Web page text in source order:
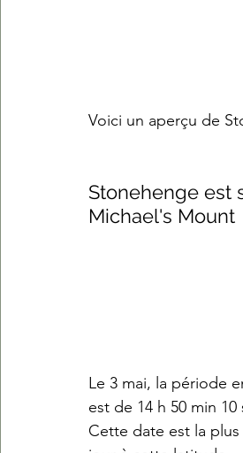
Voici un aperçu de
Stonehenge est
Michael's Mount
Le 3 mai, la période
est de 14 h 50 min 10
Cette date est la